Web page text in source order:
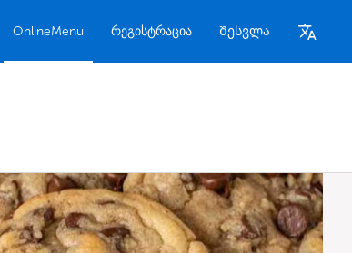
OnlineMenu რეგისტრაცია Შესვლა